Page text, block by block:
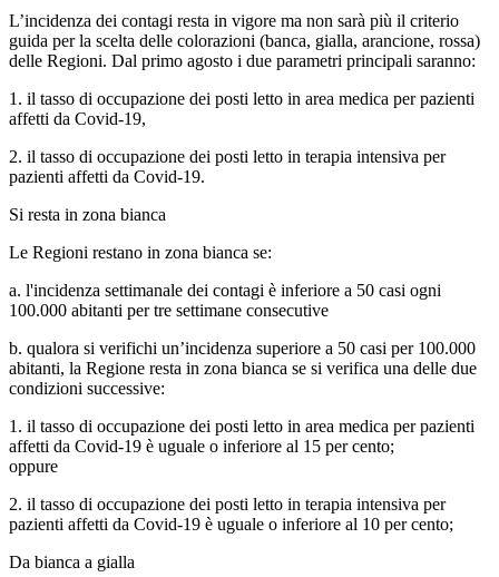
L’incidenza dei contagi resta in vigore ma non sarà più il criterio
guida per la scelta delle colorazioni (banca, gialla, arancione, rossa)
delle Regioni. Dal primo agosto i due parametri principali saranno:
1. il tasso di occupazione dei posti letto in area medica per pazienti
affetti da Covid-19,
2. il tasso di occupazione dei posti letto in terapia intensiva per
pazienti affetti da Covid-19.
Si resta in zona bianca
Le Regioni restano in zona bianca se:
a. l'incidenza settimanale dei contagi è inferiore a 50 casi ogni
100.000 abitanti per tre settimane consecutive
b. qualora si verifichi un’incidenza superiore a 50 casi per 100.000
abitanti, la Regione resta in zona bianca se si verifica una delle due
condizioni successive:
1. il tasso di occupazione dei posti letto in area medica per pazienti
affetti da Covid-19 è uguale o inferiore al 15 per cento;
oppure
2. il tasso di occupazione dei posti letto in terapia intensiva per
pazienti affetti da Covid-19 è uguale o inferiore al 10 per cento;
Da bianca a gialla